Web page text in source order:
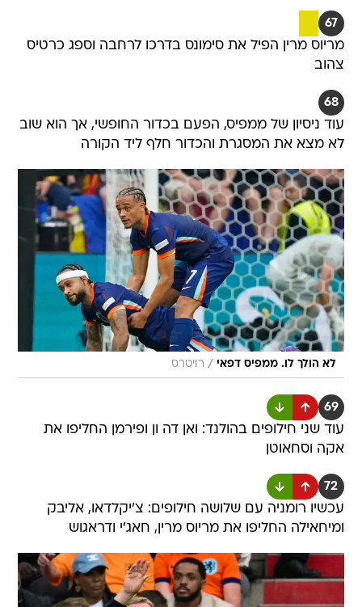
67
מריוס מרין הפיל את סימונס בדרכו לרחבה וספג כרטיס
צהוב
68
עוד ניסיון של ממפיס, הפעם בכדור החופשי, אך הוא שוב
לא מצא את המסגרת והכדור חלף ליד הקורה
לא הולך לו. ממפיס דפאי / רויטרס
69
עוד שני חילופים בהולנד: ואן דה ון ופירמן החליפו את
אקה וסחאוטן
72
עכשיו רומניה עם שלושה חילופים: צ'יקלדאו, אליבק
ומיחאילה החליפו את מריוס מרין, חאג'י ודראגוש